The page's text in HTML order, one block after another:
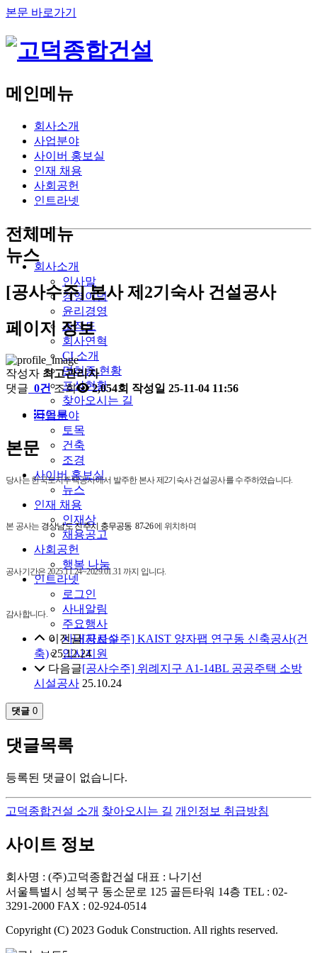
본문 바로가기
메인메뉴
회사소개
사업분야
사이버 홍보실
인재 채용
사회공헌
인트라넷
전체메뉴
회사소개
인사말
경영이념
윤리경영
조직도
회사연혁
CI 소개
면허증 현황
포상현황
찾아오시는 길
사업분야
토목
건축
조경
사이버 홍보실
뉴스
인재 채용
인재상
채용공고
사회공헌
행복 나눔
인트라넷
로그인
사내알림
주요행사
사내자료실
입사지원
뉴스
[공사수주] 본사 제2기숙사 건설공사
페이지 정보
작성자 최고관리자
댓글 0건 조회 2,054회 작성일 25-11-04 11:56
목록
본문
당사는 한국토지주택공사에서 발주한 본사 제2기숙사 건설공사를수주하였습니다.
본 공사는 경상남도 진주시 충무공동 87-26에 위치하며
공사기간은 2025.11.24~2029.01.31 까지 입니다.
감사합니다.
이전글[공사수주] KAIST 양자팹 연구동 신축공사(건
축) 25.12.24
다음글[공사수주] 위례지구 A1-14BL 공공주택 소방
시설공사 25.10.24
댓글 0
댓글목록
등록된 댓글이 없습니다.
고덕종합건설 소개 찾아오시는 길 개인정보 취급방침
사이트 정보
회사명 : (주)고덕종합건설 대표 : 나기선
서울특별시 성북구 동소문로 125 골든타워 14층 TEL : 02-
3291-2000 FAX : 02-924-0514
Copyright (C) 2023 Goduk Construction. All rights reserved.